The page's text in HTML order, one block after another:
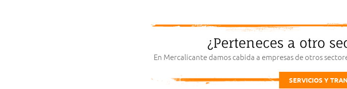
¿Perteneces a otro
En Mercalicante damos cabida a empresas de otros
SERVICIOS Y